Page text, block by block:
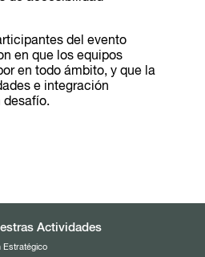
del evento
en que los equipos
en todo ámbito, y que la
e integración
desafío.
Actividades
Estratégico